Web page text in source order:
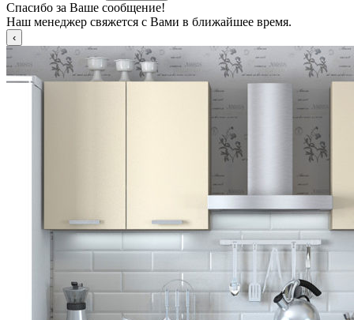
Спасибо за Ваше сообщение!
Наш менеджер свяжется с Вами в ближайшее время.